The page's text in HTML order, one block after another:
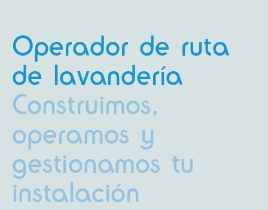
Operador de ruta
de lavandería
Construimos,
operamos y
gestionamos tu
instalación